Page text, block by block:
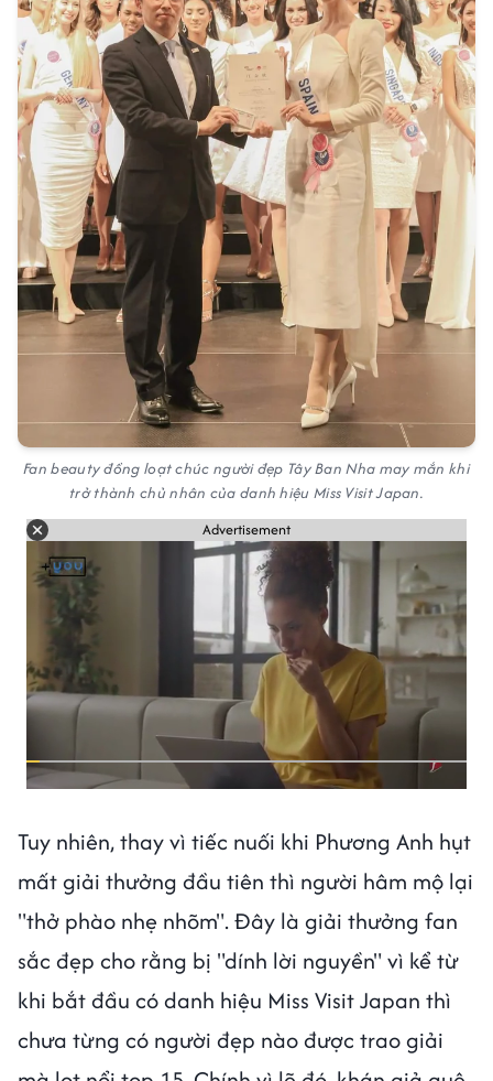
Fan beauty đồng loạt chúc người đẹp Tây Ban Nha may mắn khi
trở thành chủ nhân của danh hiệu Miss Visit Japan.
Advertisement
Tuy nhiên, thay vì tiếc nuối khi Phương Anh hụt
mất giải thưởng đầu tiên thì người hâm mộ lại
"thở phào nhẹ nhõm". Đây là giải thưởng fan
sắc đẹp cho rằng bị "dính lời nguyền" vì kể từ
khi bắt đầu có danh hiệu Miss Visit Japan thì
chưa từng có người đẹp nào được trao giải